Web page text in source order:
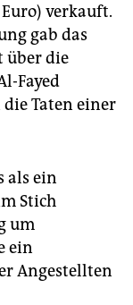
verkauft.
gab das
über die
Fayed
die Taten einer
als ein
Stich
um
ein
Angestellten